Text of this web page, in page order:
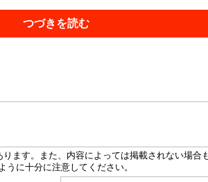
つづきを読む